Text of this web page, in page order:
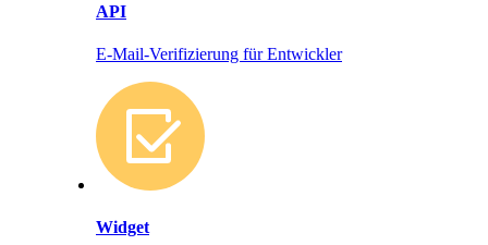
API
E-Mail-Verifizierung für Entwickler
Widget